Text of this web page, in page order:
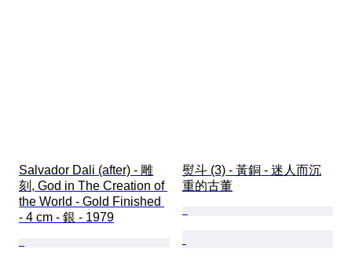
Salvador Dali (after) - 雕
刻, God in The Creation of
the World - Gold Finished
- 4 cm - 銀 - 1979
熨斗 (3) - 黃銅 - 迷人而沉
重的古董